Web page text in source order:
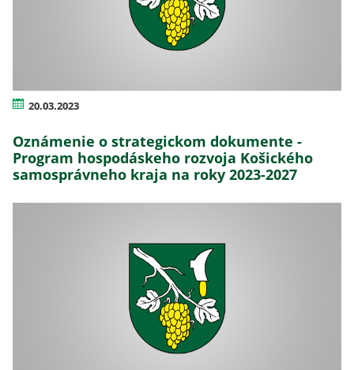
20.03.2023
Oznámenie o strategickom dokumente -
Program hospodáskeho rozvoja Košického
samosprávneho kraja na roky 2023-2027